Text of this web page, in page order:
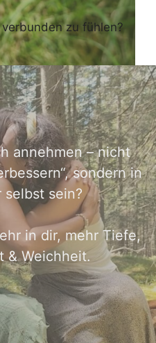
zu fühlen?
annehmen – nicht
sondern in
selbst sein?
in dir, mehr Tiefe,
& Weichheit.